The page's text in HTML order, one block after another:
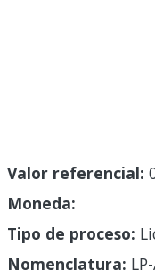
Valor referencial:
Moneda:
Tipo de proceso:
Nomenclatura: